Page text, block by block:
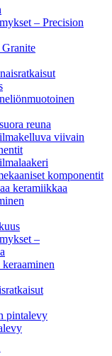
– Precision
reuna
viivain
komponentit
keramiikkaa
–
pintalevy